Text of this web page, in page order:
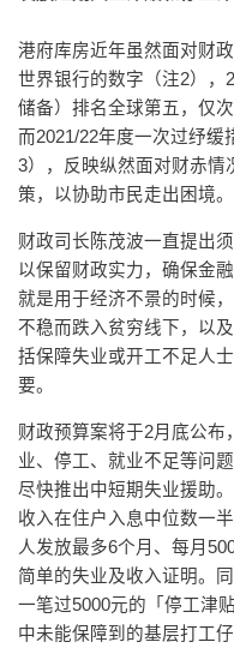
港府库房近年虽然面对财
世界银行的数字（注2），
储备）排名全球第五，仅
而2021/22年度一次过纾缓
3），反映纵然面对财赤情
策，以协助市民走出困境。
财政司长陈茂波一直提出
以保留财政实力，确保金
就是用于经济不景的时候
不稳而跌入贫穷线下，以
括保障失业或开工不足人
要。
财政预算案将于2月底公布
业、停工、就业不足等问
尽快推出中短期失业援助
收入在住户入息中位数一
人发放最多6个月、每月
简单的失业及收入证明。
一笔过5000元的「停工津
中未能保障到的基层打工仔